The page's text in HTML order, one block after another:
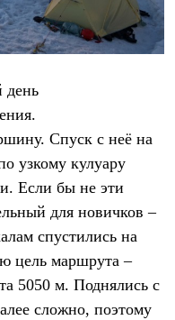
день
Спуск с неё на
узкому кулуару
Если бы не эти
для новичков –
спустились на
цель маршрута –
5050 м. Поднялись с
сложно, поэтому